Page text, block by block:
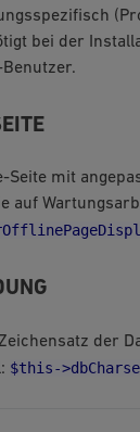
bei der
Seite mit
auf
der
$this-